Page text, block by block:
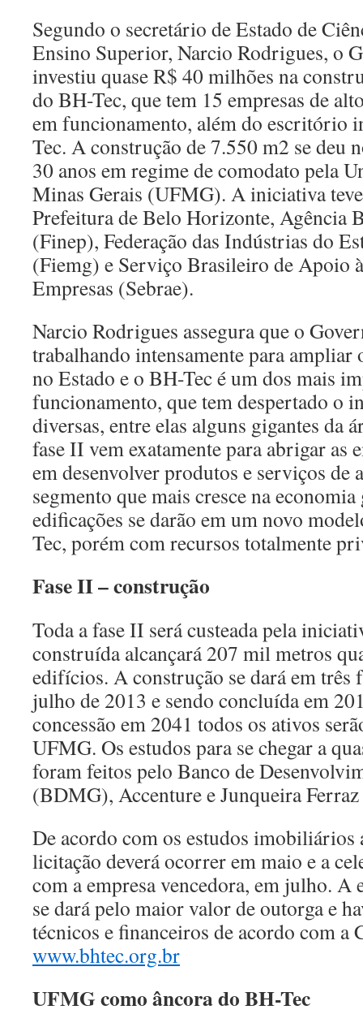
Segundo o secretário de Estado de
Ensino Superior, Narcio Rodrigues, o
investiu quase R$ 40 milhões na
do BH-Tec, que tem 15 empresas de
em funcionamento, além do escritório
Tec. A construção de 7.550 m2 se deu
30 anos em regime de comodato pela
Minas Gerais (UFMG). A iniciativa
Prefeitura de Belo Horizonte, Agência
(Finep), Federação das Indústrias do
(Fiemg) e Serviço Brasileiro de Apoio
Empresas (Sebrae).
Narcio Rodrigues assegura que o
trabalhando intensamente para ampliar
no Estado e o BH-Tec é um dos mais
funcionamento, que tem despertado o
diversas, entre elas alguns gigantes da
fase II vem exatamente para abrigar as
em desenvolver produtos e serviços de
segmento que mais cresce na
edificações se darão em um novo
Tec, porém com recursos totalmente
Fase II – construção
Toda a fase II será custeada pela
construída alcançará 207 mil metros
edifícios. A construção se dará em três
julho de 2013 e sendo concluída em
concessão em 2041 todos os ativos
UFMG. Os estudos para se chegar a
foram feitos pelo Banco de
(BDMG), Accenture e Junqueira
De acordo com os estudos imobiliários
licitação deverá ocorrer em maio e a
com a empresa vencedora, em julho. A
se dará pelo maior valor de outorga e
técnicos e financeiros de acordo com a
www.bhtec.org.br
UFMG como âncora do BH-Tec